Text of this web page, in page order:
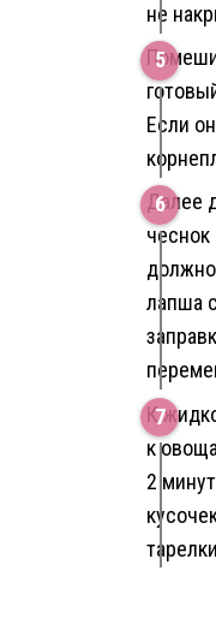
не
Если
Далее
лапша
К
к
2